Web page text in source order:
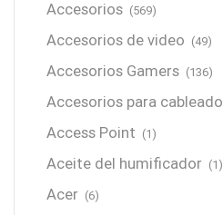
Accesorios (569)
Accesorios de video (49)
Accesorios Gamers (136)
Accesorios para cableado
Access Point (1)
Aceite del humificador (1)
Acer (6)